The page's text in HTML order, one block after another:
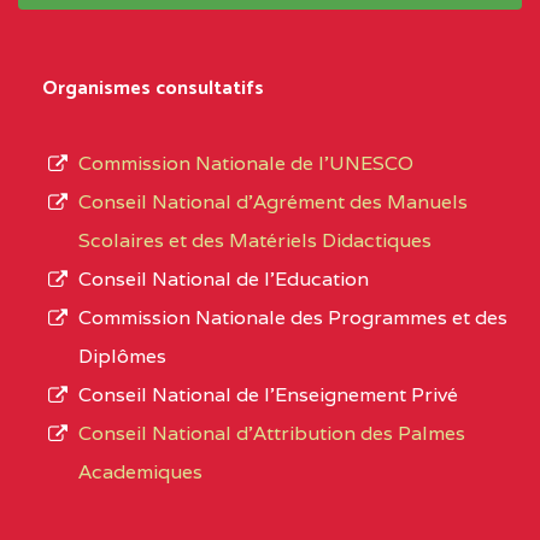
D'ENSEIGNEMENT
PROFESSIONNEL
(CEGEP) STE FOI BP
:4740 YAOUNDE
CENTRE
COLLEGE PANAFRICAIN
DE L'EXCELLENCE BP
CENTRE
COLLEGE PRIVE
type
L’offre
d’éducation
de
Organismes consultatifs
Commission Nationale de l’UNESCO
Conseil National d’Agrément des Manuels
Scolaires et des Matériels Didactiques
Conseil National de l’Education
Commission Nationale des Programmes et des
Diplômes
Conseil National de l’Enseignement Privé
Conseil National d'Attribution des Palmes
Academiques